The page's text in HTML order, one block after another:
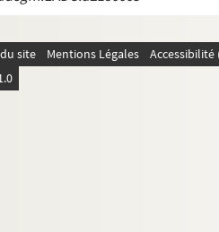
site Mentions Légales